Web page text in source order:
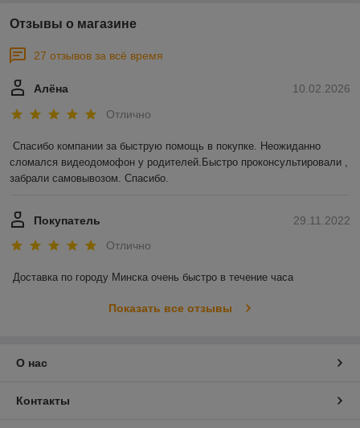
Отзывы о магазине
27 отзывов за всё время
10.02.2026
Алёна
Отлично
Спасибо компании за быструю помощь в покупке. Неожиданно
сломался видеодомофон у родителей.Быстро проконсультировали ,
забрали самовывозом. Спасибо.
29.11.2022
Покупатель
Отлично
Доставка по городу Минска очень быстро в течение часа
Показать все отзывы
О нас
Контакты